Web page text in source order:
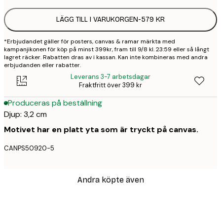
LÄGG TILL I VARUKORGEN-579 KR
*Erbjudandet gäller för posters, canvas & ramar märkta med
kampanjikonen för köp på minst 399kr, fram till 9/8 kl. 23:59 eller så långt
lagret räcker. Rabatten dras av i kassan. Kan inte kombineras med andra
erbjudanden eller rabatter.
Leverans 3-7 arbetsdagar
Fraktfritt över 399 kr
Produceras på beställning
Djup: 3,2 cm
Motivet har en platt yta som är tryckt på canvas.
CANPS50920-5
Andra köpte även